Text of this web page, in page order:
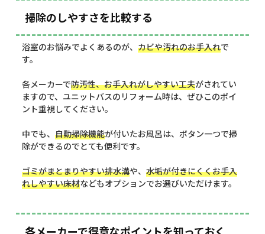
掃除のしやすさを比較する
浴室のお悩みでよくあるのが、 カビや汚れのお手入れで
す。
各メーカーで防汚性、お手入れがしやすい工夫がされてい
ますので、ユニットバスのリフォーム時は、ぜひこのポイ
ント重視してください。
中でも、 自動掃除機能が付いたお風呂は、ボタン一つで掃
除ができるのでとても便利です。
ゴミがまとまりやすい排水溝や、 水垢が付きにくくお手入
れしやすい床材などもオプションでお選びいただけます。